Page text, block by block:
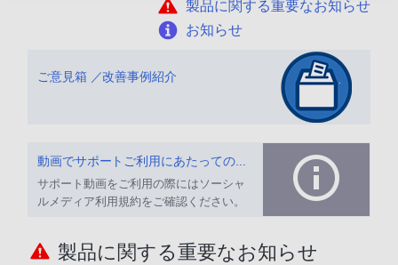
製品に関する重要なお知らせ
お知らせ
ご意見箱 ／改善事例紹介
動画でサポートご利用にあたってのお願い
サポート動画をご利用の際にはソーシャ
ルメディア利用規約をご確認ください。
製品に関する重要なお知らせ